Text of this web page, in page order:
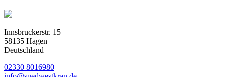
Innsbruckerstr. 15
58135 Hagen
Deutschland
02330 8016980